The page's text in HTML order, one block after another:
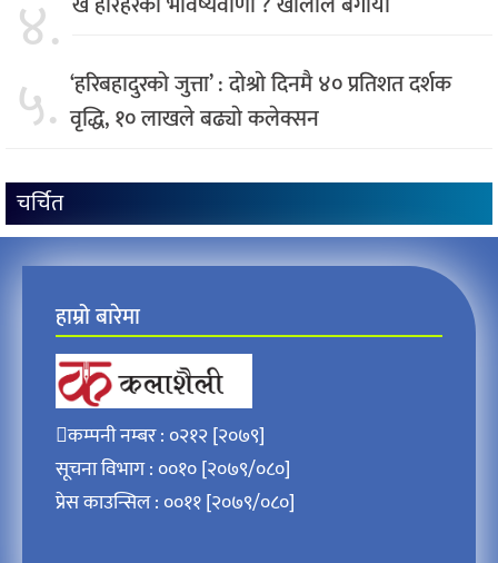
४.
५. ‘हरिबहादुरको जुत्ता’ : दाेश्राे दिनमै ४० प्रतिशत दर्शक
वृद्धि, १० लाखले बढ्याे कलेक्सन
चर्चित
हाम्रो बारेमा
कम्पनी नम्बर : ०२१२ [२०७९]
सूचना विभाग : ००१० [२०७९/०८०]
प्रेस काउन्सिल : ००११ [२०७९/०८०]